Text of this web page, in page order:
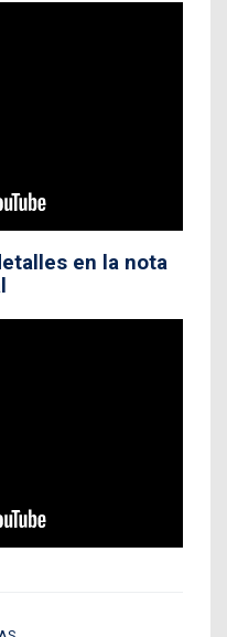
en la nota